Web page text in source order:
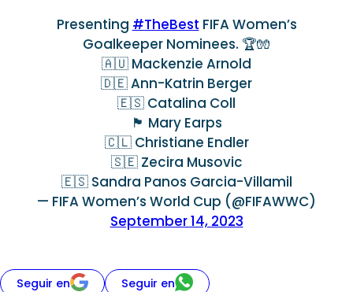
Presenting #TheBest FIFA Women’s
Goalkeeper Nominees. 🏆🧤
🇦🇺 Mackenzie Arnold
🇩🇪 Ann-Katrin Berger
🇪🇸 Catalina Coll
🏴󠁧󠁢󠁥󠁮󠁧󠁿 Mary Earps
🇨🇱 Christiane Endler
🇸🇪 Zecira Musovic
🇪🇸 Sandra Panos Garcia-Villamil
— FIFA Women’s World Cup (@FIFAWWC)
September 14, 2023
Seguir en Seguir en